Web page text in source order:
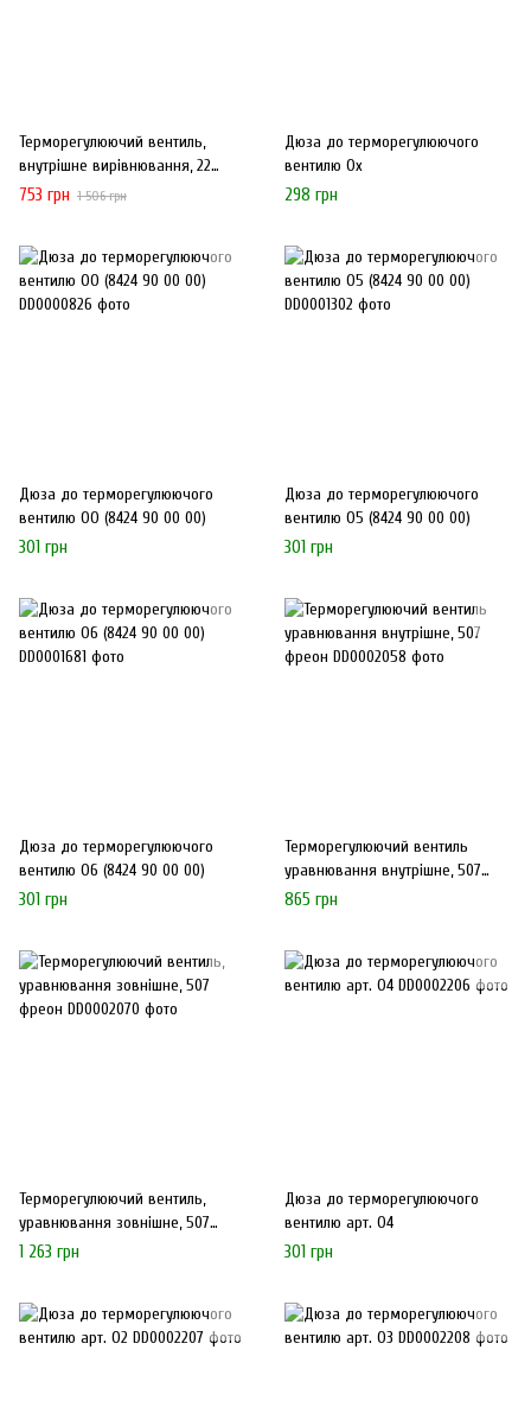
Терморегулюючий вентиль,
внутрішне вирівнювання, 22
фреон
753 грн 1 506 грн
Дюза до терморегулюючого
вентилю Ох
298 грн
Дюза до терморегулюючого
вентилю ОО (8424 90 00 00)
301 грн
Дюза до терморегулюючого
вентилю О5 (8424 90 00 00)
301 грн
Дюза до терморегулюючого
вентилю О6 (8424 90 00 00)
301 грн
Терморегулюючий вентиль
уравнювання внутрішне, 507
фреон
865 грн
Терморегулюючий вентиль,
уравнювання зовнішне, 507
фреон
1 263 грн
Дюза до терморегулюючого
вентилю арт. О4
301 грн